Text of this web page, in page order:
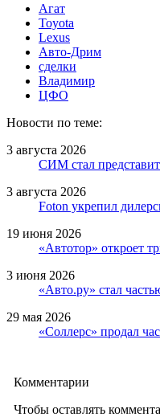
Агат
Toyota
Lexus
Авто-Дрим
сделки
Владимир
ЦФО
Новости по теме:
3 августа 2026
СИМ стал
3 августа 2026
Foton укрепил
19 июня 2026
«Автотор» откроет
3 июня 2026
«Авто.ру» стал
29 мая 2026
«Соллерс» продал
Комментарии
Чтобы оставлять